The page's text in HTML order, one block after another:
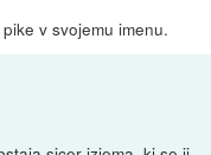
v svojemu imenu.